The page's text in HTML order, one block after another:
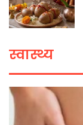
स्वास्थ्य